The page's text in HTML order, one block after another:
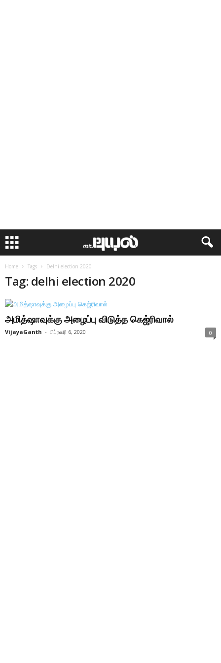
Home Tags Delhi election 2020
Tag: delhi election 2020
அமித்ஷாவுக்கு அழைப்பு விடுத்த கெஜ்ரிவால்
VijayaGanth - பிப்ரவரி 6, 2020 0